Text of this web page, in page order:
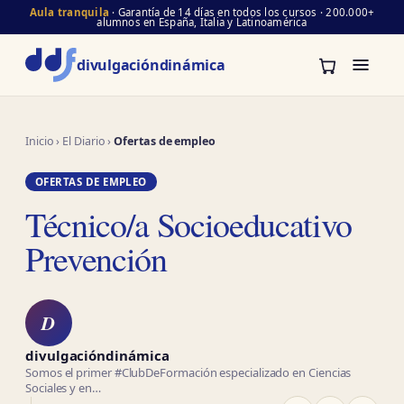
Aula tranquila · Garantía de 14 días en todos los cursos · 200.000+
alumnos en España, Italia y Latinoamérica
divulgacióndinámica
Inicio› El Diario›Ofertas de empleo
OFERTAS DE EMPLEO
Técnico/a Socioeducativo
Prevención
D
divulgacióndinámica
Somos el primer #ClubDeFormación especializado en Ciencias
Sociales y en…